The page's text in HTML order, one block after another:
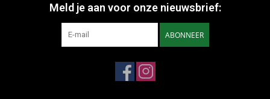
Meld je aan voor onze nieuwsbrief:
ABONNEER